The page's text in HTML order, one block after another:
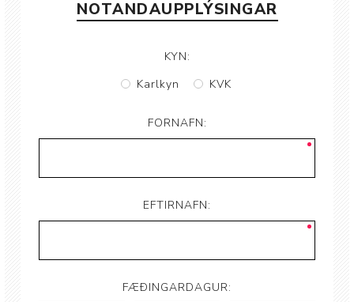
NOTANDAUPPLÝSINGAR
KYN:
Karlkyn
KVK
FORNAFN:
EFTIRNAFN:
FÆÐINGARDAGUR: